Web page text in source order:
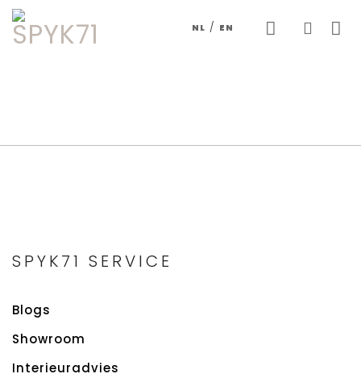
Skip
NL / EN
SPYK71 SERVICE
Blogs
Showroom
Interieuradvies